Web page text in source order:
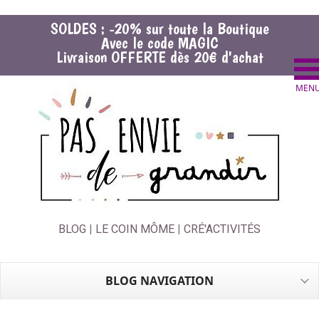
SOLDES : -20% sur toute la Boutique
Avec le code MAGIC
Livraison OFFERTE dès 20€ d'achat
BLOG | LE COIN MÔME | CRÉ'ACTIVITÉS
BLOG NAVIGATION